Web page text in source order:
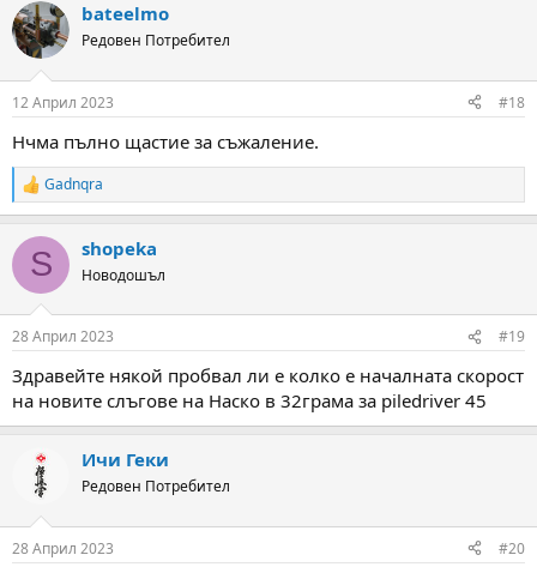
c
t
i
s
bateelmo
Редовен Потребител
12 Април 2023 #18
Нчма пълно щастие за съжаление.
R
e
c
i
s
Gadnqra
S shopeka
Новодошъл
28 Април 2023 #19
Здравейте някой пробвал ли е колко е началната скорост
на новите слъгове на Наско в 32грама за piledriver 45
Ичи Геки
Редовен Потребител
28 Април 2023 #20